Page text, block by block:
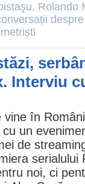
, Rolando
Interviu
vine în
un
de
serialului
noi, ci